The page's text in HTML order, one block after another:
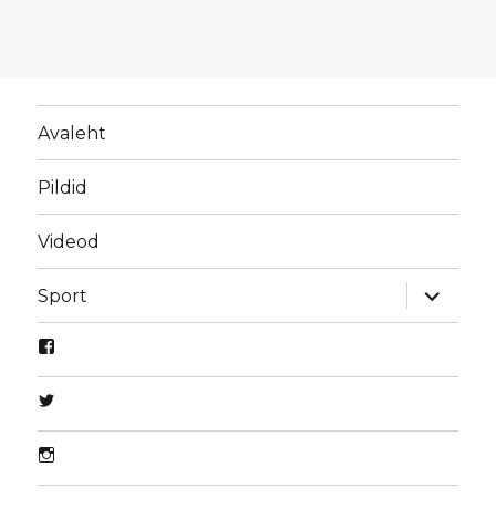
Avaleht
Pildid
Videod
Sport
laienda